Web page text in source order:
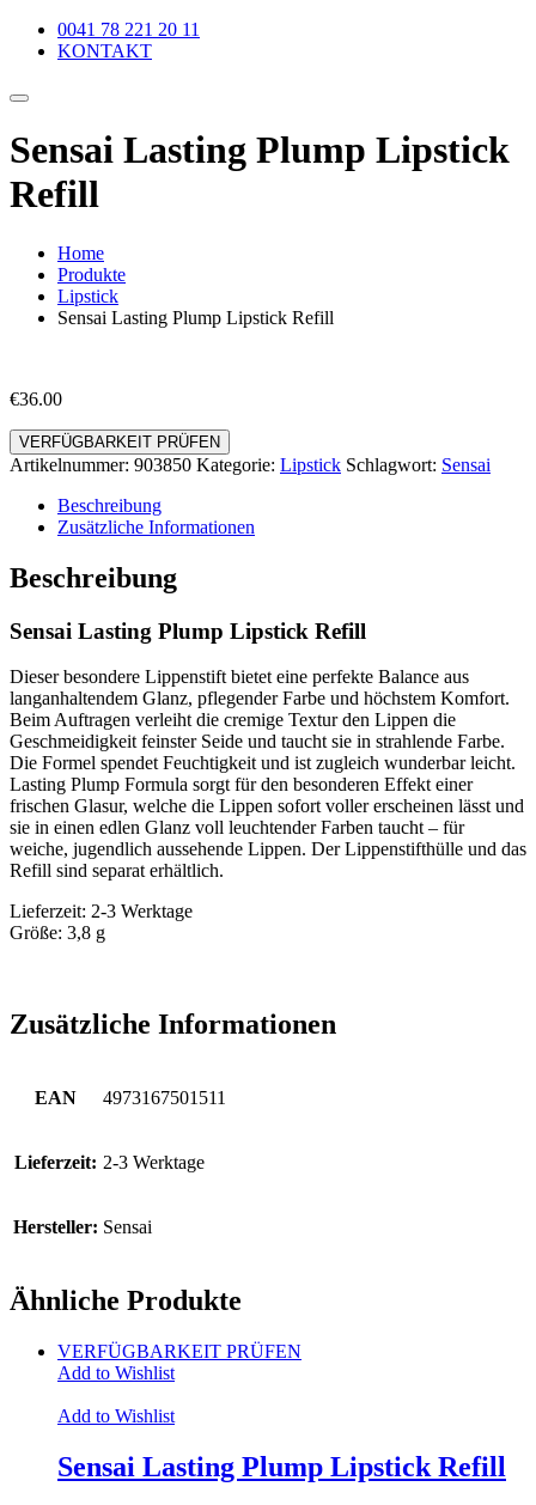
0041 78 221 20 11
KONTAKT
Sensai Lasting Plump Lipstick
Refill
Home
Produkte
Lipstick
Sensai Lasting Plump Lipstick Refill
€36.00
VERFÜGBARKEIT PRÜFEN
Artikelnummer: 903850 Kategorie: Lipstick Schlagwort: Sensai
Beschreibung
Zusätzliche Informationen
Beschreibung
Sensai Lasting Plump Lipstick Refill
Dieser besondere Lippenstift bietet eine perfekte Balance aus
langanhaltendem Glanz, pflegender Farbe und höchstem Komfort.
Beim Auftragen verleiht die cremige Textur den Lippen die
Geschmeidigkeit feinster Seide und taucht sie in strahlende Farbe.
Die Formel spendet Feuchtigkeit und ist zugleich wunderbar leicht.
Lasting Plump Formula sorgt für den besonderen Effekt einer
frischen Glasur, welche die Lippen sofort voller erscheinen lässt und
sie in einen edlen Glanz voll leuchtender Farben taucht – für
weiche, jugendlich aussehende Lippen. Der Lippenstifthülle und das
Refill sind separat erhältlich.
Lieferzeit: 2-3 Werktage
Größe: 3,8 g
Zusätzliche Informationen
EAN 4973167501511
Lieferzeit: 2-3 Werktage
Hersteller: Sensai
Ähnliche Produkte
VERFÜGBARKEIT PRÜFEN
Add to Wishlist
Add to Wishlist
Sensai Lasting Plump Lipstick Refill